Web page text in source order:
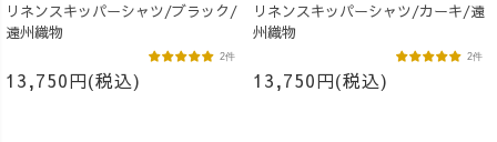
リネンスキッパーシャツ/ブラック/
遠州織物
13,750円(税込)
2件
リネンスキッパーシャツ/カーキ/遠
州織物
13,750円(税込)
2件